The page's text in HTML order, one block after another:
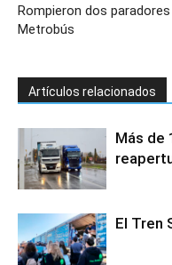
Rompieron dos paradores
Metrobús
Artículos relacionados
Más de
El Tren